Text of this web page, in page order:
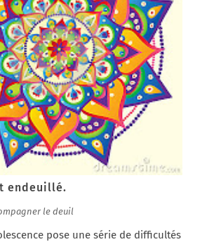
endeuillé.
le deuil
pose une série de difficultés